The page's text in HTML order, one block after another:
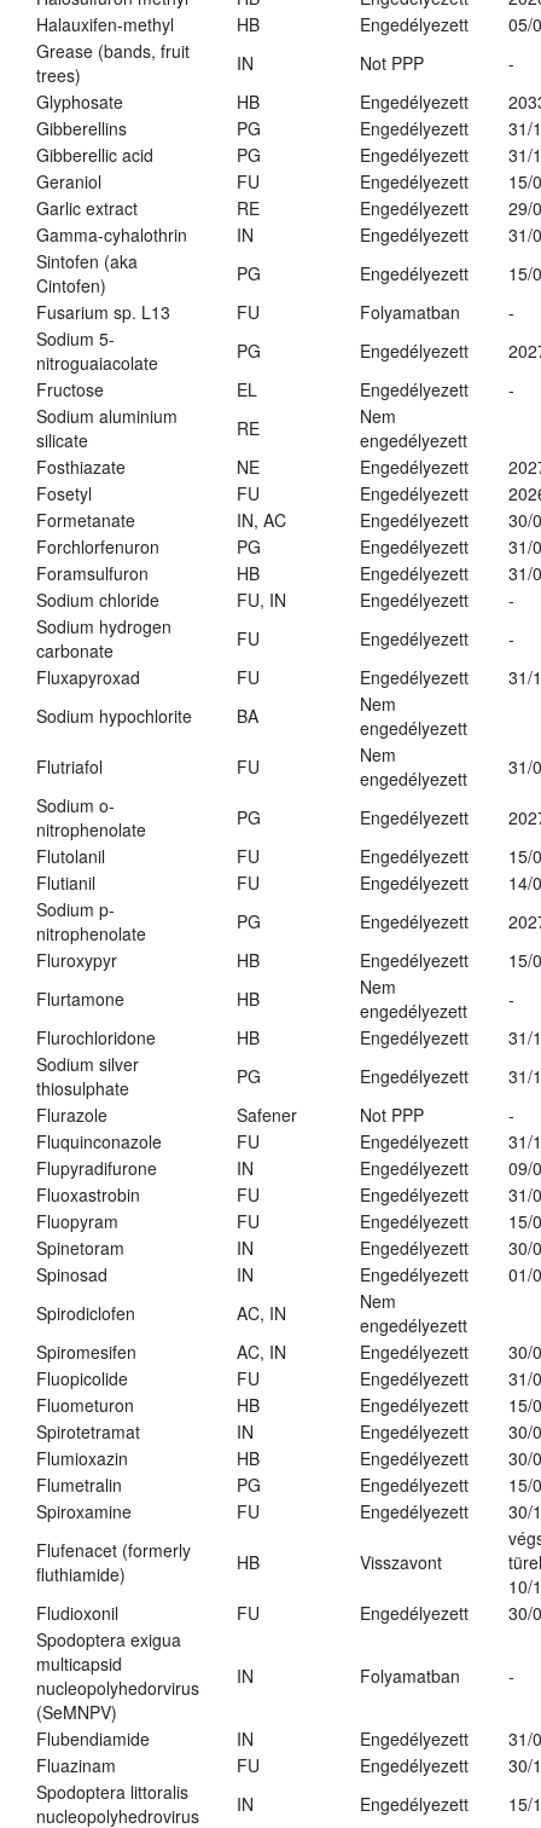
Halauxifen-methyl
HB Engedélyezett
05/
Grease (bands, fruit
trees)
IN Not PPP
-
Glyphosate
HB Engedélyezett
Gibberellins
PG Engedélyezett
31/
Gibberellic acid
PG Engedélyezett
31/
Geraniol
FU Engedélyezett
15/
Garlic extract
RE Engedélyezett
29/
Gamma-cyhalothrin
IN Engedélyezett
31/
Sintofen (aka
Cintofen)
PG Engedélyezett
15/
Fusarium sp. L13
FU Folyamatban
-
Sodium 5-
nitroguaiacolate
PG Engedélyezett
Fructose
EL Engedélyezett
-
Sodium aluminium
silicate
RE
Nem
engedélyezett
Fosthiazate
NE Engedélyezett
Fosetyl
FU Engedélyezett
Formetanate
IN, AC Engedélyezett
30/
Forchlorfenuron
PG Engedélyezett
31/
Foramsulfuron
HB Engedélyezett
31/
Sodium chloride
FU, IN Engedélyezett
-
Sodium hydrogen
carbonate
FU Engedélyezett
-
Fluxapyroxad
FU Engedélyezett
31/
Sodium hypochlorite
BA
Nem
engedélyezett
Flutriafol
FU
Nem
engedélyezett
31/
Sodium o-
nitrophenolate
PG Engedélyezett
Flutolanil
FU Engedélyezett
15/
Flutianil
FU Engedélyezett
14/
Sodium p-
nitrophenolate
PG Engedélyezett
Fluroxypyr
HB Engedélyezett
15/
Flurtamone
HB
Nem
engedélyezett
-
Flurochloridone
HB Engedélyezett
31/
Sodium silver
thiosulphate
PG Engedélyezett
31/
Flurazole
Safener Not PPP
-
Fluquinconazole
FU Engedélyezett
31/
Flupyradifurone
IN Engedélyezett
09/
Fluoxastrobin
FU Engedélyezett
31/
Fluopyram
FU Engedélyezett
15/
Spinetoram
IN Engedélyezett
30/
Spinosad
IN Engedélyezett
01/
Spirodiclofen
AC, IN
Nem
engedélyezett
Spiromesifen
AC, IN Engedélyezett
30/
Fluopicolide
FU Engedélyezett
31/
Fluometuron
HB Engedélyezett
15/
Spirotetramat
IN Engedélyezett
30/
Flumioxazin
HB Engedélyezett
30/
Flumetralin
PG Engedélyezett
15/
Spiroxamine
FU Engedélyezett
30/
Flufenacet (formerly
fluthiamide)
HB Visszavont
10/
Fludioxonil
FU Engedélyezett
30/
Spodoptera exigua
multicapsid
nucleopolyhedorvirus
(SeMNPV)
IN Folyamatban -
Flubendiamide IN Engedélyezett
31/
Fluazinam
FU Engedélyezett
30/
Spodoptera littoralis
nucleopolyhedrovirus
IN Engedélyezett
15/